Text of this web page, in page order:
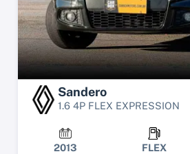
Sandero
1.6 4P FLEX EXPRESSION
2013 FLEX